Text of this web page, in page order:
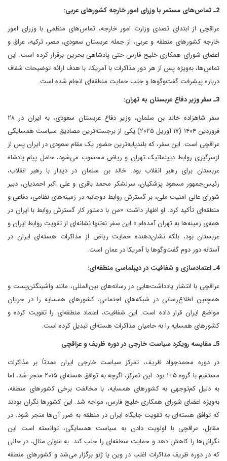
2ـ تماس‌های مستمر با وزرای امور خارجه کشورهای عربی:
عراقچی از ابتدای تصدی وزارت امور خارجه، تماس‌های منظمی با وزرای امور
خارجه کشورهای منطقه و عربی، از جمله عربستان سعودی، مصر، ترکیه، عراق و
اعضای شورای همکاری خلیج فارس حتی پادشاهی بحرین برقرار کرده است. این
تماس‌ها، به‌ویژه پس از هر دور مذاکرات با آمریکا، با هدف ارائه توضیحات شفاف
درباره پیشرفت گفت‌وگوها و جلب حمایت منطقه‌ای انجام شده است.
3ـ سفر وزیر دفاع عربستان به تهران:
سفر شاهزاده خالد بن سلمان، وزیر دفاع عربستان سعودی، به ایران در ۲۸
فروردین ۱۴۰۴ (۱۷ آوریل ۲۰۲۵) یکی از برجسته‌ترین مصادیق سیاست همسایگی
عراقچی است. این سفر، که بلندپایه‌ترین حضور یک مقام سعودی در ایران پس از
ازسرگیری روابط دیپلماتیک تهران و ریاض محسوب می‌شود، حامل پیام پادشاه
عربستان برای رهبر انقلاب بود. خالد بن سلمان در دیدار با رهبر انقلاب،
رئیس‌جمهور مسعود پزشکیان، سرلشکر محمد باقری و علی اکبر احمدیان، دبیر
شورای عالی امنیت ملی، بر گسترش روابط دوجانبه در زمینه‌های نظامی، دفاعی و
منطقه‌ای تأکید کرد. او اظهار داشت: «من با دستور کار گسترش روابط با ایران در
همه‌ی زمینه‌ها به تهران آمده‌ام.» این سفر نه‌تنها نشانه‌ای از تقویت روابط ایران و
عربستان بود، بلکه نشان‌دهنده حمایت ریاض از مذاکرات هسته‌ای ایران در
آستانه دور دوم گفت‌وگوها با آمریکا در عمان است.
4ـ اعتمادسازی و شفافیت در دیپلماسی منطقه‌ای:
عراقچی با انتشار یادداشت‌هایی در رسانه‌های بین‌المللی، مانند واشینگتن‌پست و
همچنین اطلاع‌رسانی در شبکه‌های اجتماعی، کشورهای همسایه را در جریان
مواضع ایران قرار داده است. این شفافیت، اعتماد منطقه‌ای را تقویت کرده و
کشورهای همسایه را به حامیان مذاکرات هسته‌ای تبدیل کرده است.
5ـ مقایسه رویکرد سیاست خارجی در دوره ظریف و عراقچی
در دوره محمدجواد ظریف، تمرکز سیاست خارجی ایران عمدتاً بر مذاکرات
مستقیم با گروه ۵+۱ بود. این تمرکز، اگرچه به توافق هسته‌ای ۲۰۱۵ منجر شد، اما
به دلیل کم‌توجهی به کشورهای همسایه، با مخالفت برخی کشورهای منطقه،
به‌ویژه اعضای شورای همکاری خلیج فارس، مواجه شد. این کشورها نگران بودند
که توافق هسته‌ای به تقویت جایگاه ایران در منطقه به ضرر آن‌ها منجر شود. در
مقابل، عراقچی با اولویت دادن به سیاست همسایگی، توانسته است این
نگرانی‌ها را کاهش دهد و حمایت منطقه‌ای را جلب کند. به عنوان مثال، در حالی
که در دوره ظریف مذاکرات اغلب در وین یا ژنو برگزار می‌شد و کشورهای منطقه